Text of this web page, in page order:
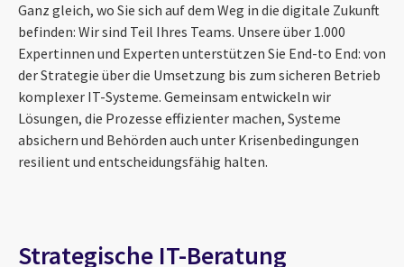
Ganz gleich, wo Sie sich auf dem Weg in die digitale Zukunft
befinden: Wir sind Teil Ihres Teams. Unsere über 1.000
Expertinnen und Experten unterstützen Sie End-to End: von
der Strategie über die Umsetzung bis zum sicheren Betrieb
komplexer IT-Systeme. Gemeinsam entwickeln wir
Lösungen, die Prozesse effizienter machen, Systeme
absichern und Behörden auch unter Krisenbedingungen
resilient und entscheidungsfähig halten.
Strategische IT-Beratung